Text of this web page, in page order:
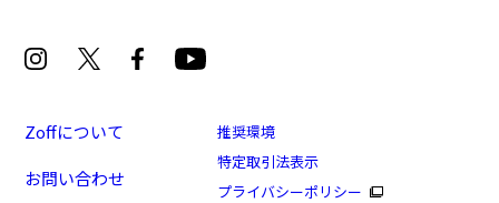
[スペシャルプライス]存在感のあるウェリントンフレ
Zoffについて
お問い合わせ
推奨環境
特定取引法表示
プライバシーポリシー